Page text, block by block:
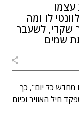
עצמו
לו ומה
שקדי, לשעבר
שמים
מחדש כל יום", כך
חיל האוויר וכיום